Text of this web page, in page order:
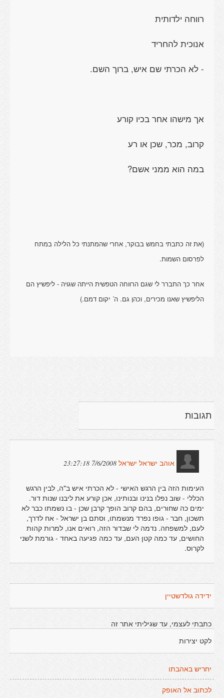
רווחה ילדותית
אנוכית להחריד
- לא הכרתי שם איש, ברוך השם.
אך מישהו אחר בכיו קורע
קרוב, מכר, שכן או רע
במה הוא ממני אשם?
(את זה כתבתי בחמש בבוקר, אחרי שהמתנתי כל הלילה במתח
לפרסום השמות.
אחר כך התברר לי שגם הרווחה הטפשית הייתה שגויה - ליפשיץ הם
הליפשיץ שאנו מכירים, וכהן גם. ה´ יקום דמם.)
תגובות
אוהב ישראל ישראל 7/6/2008 23:27:18
העימות הזה בין הרגש האישי - לא הכרתי איש ב"ה, לבין הרגש
הכללי - שוב נפלו בנינו ובנותינו, אכן קורע את ליבנו שנות דור.
ימים כה שחורים, בהם קרוב הופך קרבן שכן - בו נשמתו כבר לא
תשכון, חבר - גופו נפרד מנשמתו, וסתם בן ישראל - אח לדרך,
לעם, למשפחה. נדמה לי שבדור הזה, רואים אנו, למרות קהות
החושים, עד כמה קטן העם, עד כמה פגיעה באחד - גורמת לשני
לקרוס.
ידידה גולדשטיין
כתבתי לעצמי, עד שגיליתי אתר זה
לקט יצירות
יחריש באהבתו
לכתוב אל האופק